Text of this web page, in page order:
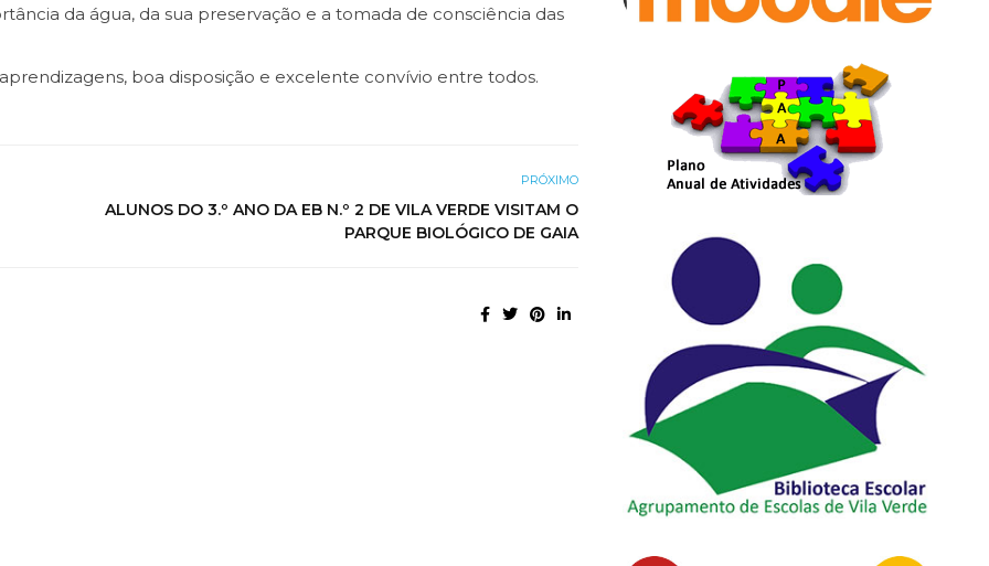
da água, da sua preservação e a tomada de consciência das
boa disposição e excelente convívio entre todos.
PRÓXIMO
ALUNOS DO 3.º ANO DA EB N.º 2 DE VILA VERDE VISITAM O
PARQUE BIOLÓGICO DE GAIA